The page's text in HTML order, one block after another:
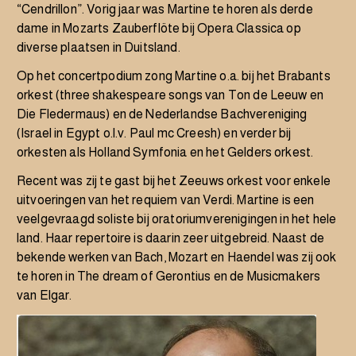
“Cendrillon”. Vorig jaar was Martine te horen als derde
dame in Mozarts Zauberflöte bij Opera Classica op
diverse plaatsen in Duitsland.
Op het concertpodium zong Martine o.a. bij het Brabants
orkest (three shakespeare songs van Ton de Leeuw en
Die Fledermaus) en de Nederlandse Bachvereniging
(Israel in Egypt o.l.v. Paul mc Creesh) en verder bij
orkesten als Holland Symfonia en het Gelders orkest.
Recent was zij te gast bij het Zeeuws orkest voor enkele
uitvoeringen van het requiem van Verdi. Martine is een
veelgevraagd soliste bij oratoriumverenigingen in het hele
land. Haar repertoire is daarin zeer uitgebreid. Naast de
bekende werken van Bach, Mozart en Haendel was zij ook
te horen in The dream of Gerontius en de Musicmakers
van Elgar.